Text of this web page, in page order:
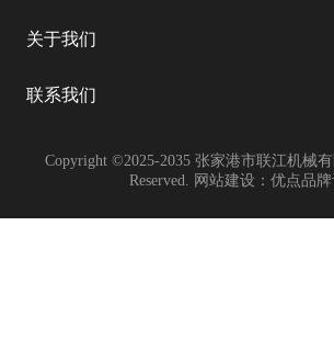
关于我们
联系我们
Copyright ©2025-2035 张家港市联江机械
Reserved. 网站建设：优点品